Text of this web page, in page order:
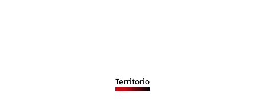
Territorio